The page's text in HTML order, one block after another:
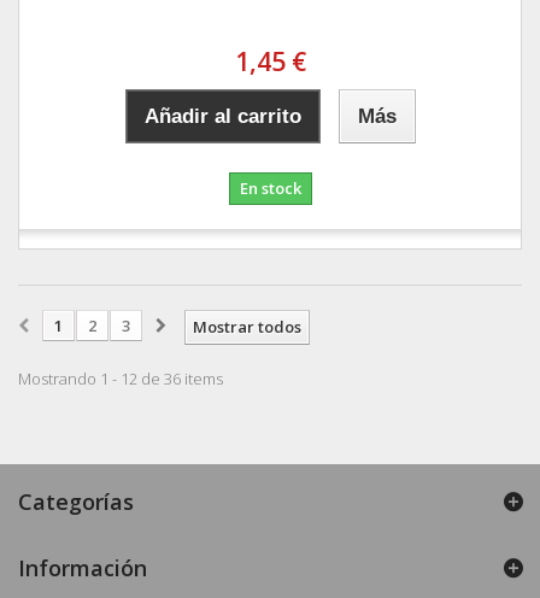
1,45 €
Añadir al carrito Más
En stock
Mostrar todos
1 2 3
Mostrando 1 - 12 de 36 items
Categorías
Información